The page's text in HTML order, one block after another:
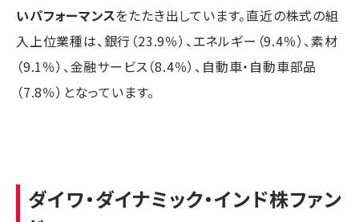
いパフォーマンスをたたき出しています。直近の株式の組
入上位業種は、銀行（23.9％）、エネルギー（9.4％）、素材
（9.1％）、金融サービス（8.4％）、自動車・自動車部品
（7.8％）となっています。
ダイワ・ダイナミック・インド株ファン